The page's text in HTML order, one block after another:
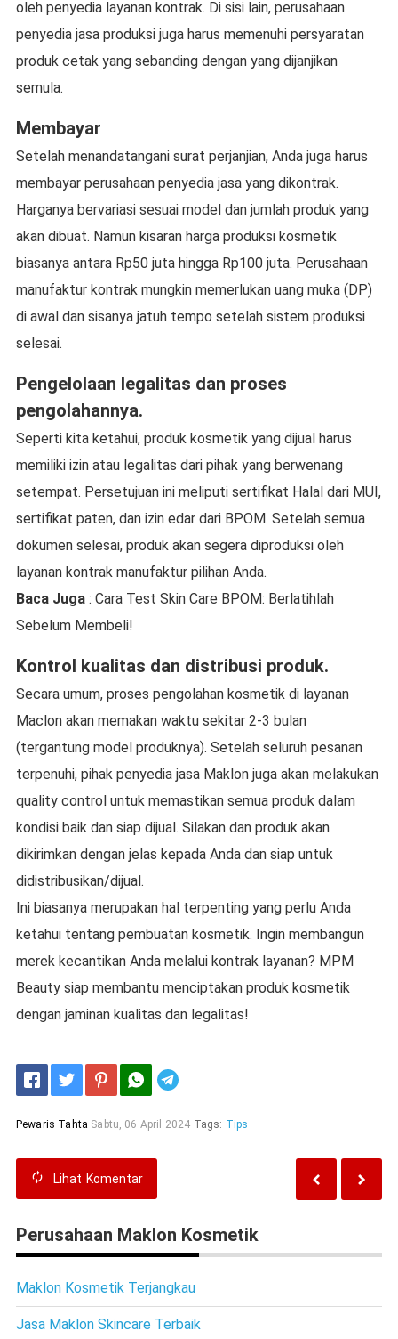
oleh penyedia layanan kontrak. Di sisi lain, perusahaan
penyedia jasa produksi juga harus memenuhi persyaratan
produk cetak yang sebanding dengan yang dijanjikan
semula.
Membayar
Setelah menandatangani surat perjanjian, Anda juga harus
membayar perusahaan penyedia jasa yang dikontrak.
Harganya bervariasi sesuai model dan jumlah produk yang
akan dibuat. Namun kisaran harga produksi kosmetik
biasanya antara Rp50 juta hingga Rp100 juta. Perusahaan
manufaktur kontrak mungkin memerlukan uang muka (DP)
di awal dan sisanya jatuh tempo setelah sistem produksi
selesai.
Pengelolaan legalitas dan proses
pengolahannya.
Seperti kita ketahui, produk kosmetik yang dijual harus
memiliki izin atau legalitas dari pihak yang berwenang
setempat. Persetujuan ini meliputi sertifikat Halal dari MUI,
sertifikat paten, dan izin edar dari BPOM. Setelah semua
dokumen selesai, produk akan segera diproduksi oleh
layanan kontrak manufaktur pilihan Anda.
Baca Juga: Cara Test Skin Care BPOM: Berlatihlah
Sebelum Membeli!
Kontrol kualitas dan distribusi produk.
Secara umum, proses pengolahan kosmetik di layanan
Maclon akan memakan waktu sekitar 2-3 bulan
(tergantung model produknya). Setelah seluruh pesanan
terpenuhi, pihak penyedia jasa Maklon juga akan melakukan
quality control untuk memastikan semua produk dalam
kondisi baik dan siap dijual. Silakan dan produk akan
dikirimkan dengan jelas kepada Anda dan siap untuk
didistribusikan/dijual.
Ini biasanya merupakan hal terpenting yang perlu Anda
ketahui tentang pembuatan kosmetik. Ingin membangun
merek kecantikan Anda melalui kontrak layanan? MPM
Beauty siap membantu menciptakan produk kosmetik
dengan jaminan kualitas dan legalitas!
Pewaris Tahta Sabtu, 06 April 2024 Tags: Tips
Lihat Komentar
Perusahaan Maklon Kosmetik
Maklon Kosmetik Terjangkau
Jasa Maklon Skincare Terbaik